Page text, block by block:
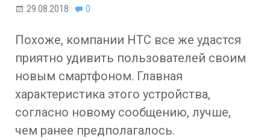
29.08.2018 0
Похоже, компании HTC все же удастся
приятно удивить пользователей своим
новым смартфоном. Главная
характеристика этого устройства,
согласно новому сообщению, лучше,
чем ранее предполагалось.